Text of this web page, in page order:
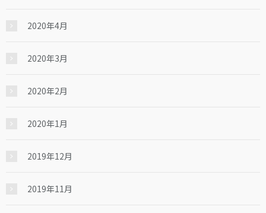
2020年4月
2020年3月
2020年2月
2020年1月
2019年12月
2019年11月